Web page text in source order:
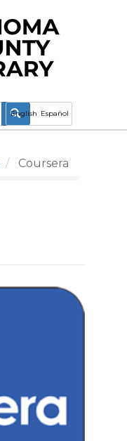
English Español
Coursera